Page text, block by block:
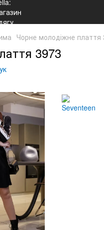
Чорне молодіжне плаття
3973